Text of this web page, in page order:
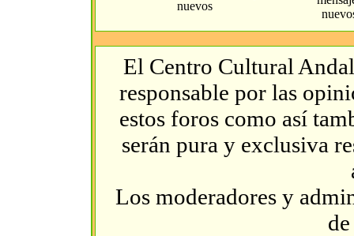
El Centro Cultural
responsable por las
estos foros como así
serán pura y exclusiva
Los moderadores y